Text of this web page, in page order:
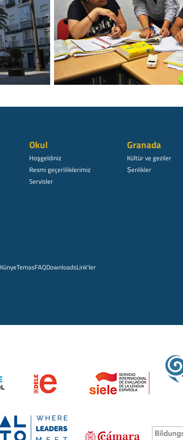
Okul
Hoşgeldiniz
Resmi geçerliliklerimiz
Servisler
Granada
Kültür ve geziler
Șenlikler
KünyeTemasFAQDownloadsLink'ler